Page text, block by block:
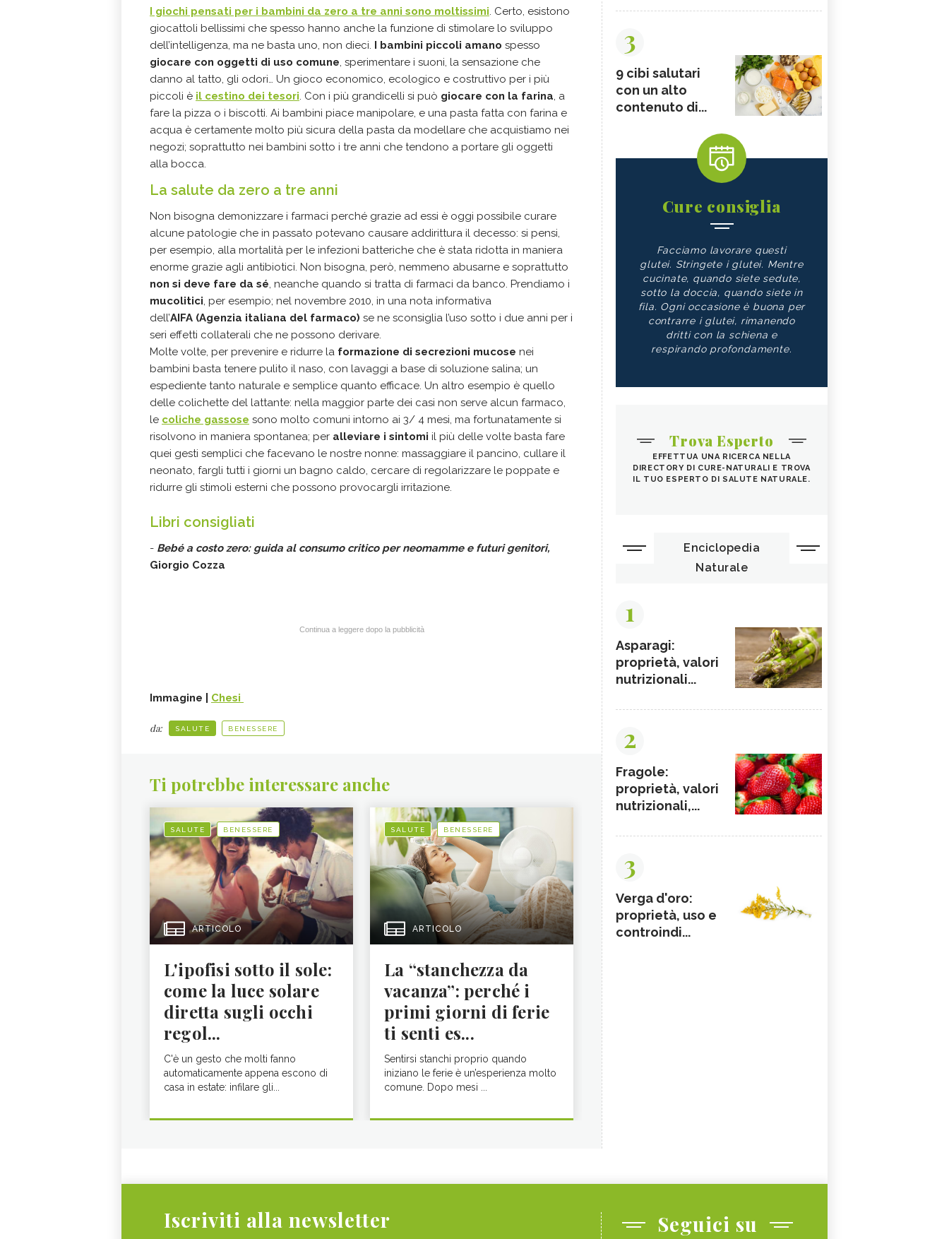
I giochi pensati per i bambini da zero a tre anni sono moltissimi. Certo, esistono
giocattoli bellissimi che spesso hanno anche la funzione di stimolare lo sviluppo
dell’intelligenza, ma ne basta uno, non dieci. I bambini piccoli amano spesso
giocare con oggetti di uso comune, sperimentare i suoni, la sensazione che
danno al tatto, gli odori… Un gioco economico, ecologico e costruttivo per i più
piccoli è il cestino dei tesori. Con i più grandicelli si può giocare con la farina, a
fare la pizza o i biscotti. Ai bambini piace manipolare, e una pasta fatta con farina e
acqua è certamente molto più sicura della pasta da modellare che acquistiamo nei
negozi; soprattutto nei bambini sotto i tre anni che tendono a portare gli oggetti
alla bocca.
La salute da zero a tre anni
Non bisogna demonizzare i farmaci perché grazie ad essi è oggi possibile curare
alcune patologie che in passato potevano causare addirittura il decesso: si pensi,
per esempio, alla mortalità per le infezioni batteriche che è stata ridotta in maniera
enorme grazie agli antibiotici. Non bisogna, però, nemmeno abusarne e soprattutto
non si deve fare da sé, neanche quando si tratta di farmaci da banco. Prendiamo i
mucolitici, per esempio; nel novembre 2010, in una nota informativa
dell’AIFA (Agenzia italiana del farmaco) se ne sconsiglia l’uso sotto i due anni per i
seri effetti collaterali che ne possono derivare.
Molte volte, per prevenire e ridurre la formazione di secrezioni mucose nei
bambini basta tenere pulito il naso, con lavaggi a base di soluzione salina; un
espediente tanto naturale e semplice quanto efficace. Un altro esempio è quello
delle colichette del lattante: nella maggior parte dei casi non serve alcun farmaco,
le coliche gassose sono molto comuni intorno ai 3/ 4 mesi, ma fortunatamente si
risolvono in maniera spontanea; per alleviare i sintomi il più delle volte basta fare
quei gesti semplici che facevano le nostre nonne: massaggiare il pancino, cullare il
neonato, fargli tutti i giorni un bagno caldo, cercare di regolarizzare le poppate e
ridurre gli stimoli esterni che possono provocargli irritazione.
Libri consigliati
- Bebé a costo zero: guida al consumo critico per neomamme e futuri genitori,
Giorgio Cozza
Continua a leggere dopo la pubblicità
Immagine | Chesi
da: SALUTE BENESSERE
Ti potrebbe interessare anche
SALUTE BENESSERE
ARTICOLO
L'ipofisi sotto il sole:
come la luce solare
diretta sugli occhi
regol...
C'è un gesto che molti fanno
automaticamente appena escono di
casa in estate: infilare gli...
SALUTE BENESSERE
ARTICOLO
La “stanchezza da
vacanza”: perché i
primi giorni di ferie
ti senti es...
Sentirsi stanchi proprio quando
iniziano le ferie è un’esperienza molto
comune. Dopo mesi ...
3
9 cibi salutari
con un alto
contenuto di...
Cure consiglia
Facciamo lavorare questi
glutei. Stringete i glutei. Mentre
cucinate, quando siete sedute,
sotto la doccia, quando siete in
fila. Ogni occasione è buona per
contrarre i glutei, rimanendo
dritti con la schiena e
respirando profondamente.
Trova Esperto
EFFETTUA UNA RICERCA NELLA
DIRECTORY DI CURE-NATURALI E TROVA
IL TUO ESPERTO DI SALUTE NATURALE.
Enciclopedia
Naturale
1
Asparagi:
proprietà, valori
nutrizionali...
2
Fragole:
proprietà, valori
nutrizionali,...
3
Verga d'oro:
proprietà, uso e
controindi...
Iscriviti alla newsletter Seguici su